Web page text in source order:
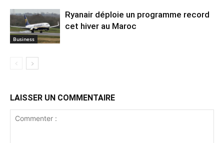
Business
Ryanair déploie un programme record
cet hiver au Maroc
LAISSER UN COMMENTAIRE